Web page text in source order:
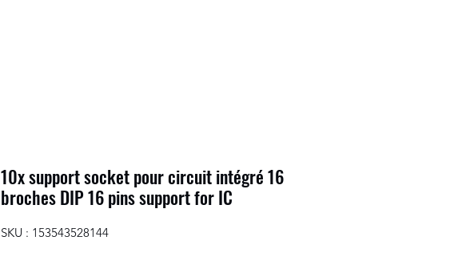
10x support socket pour circuit intégré 16
broches DIP 16 pins support for IC
SKU : 153543528144